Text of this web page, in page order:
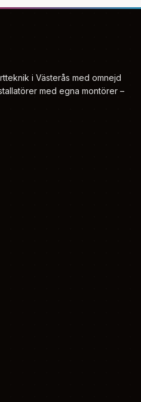
i Västerås med omnejd
med egna montörer –